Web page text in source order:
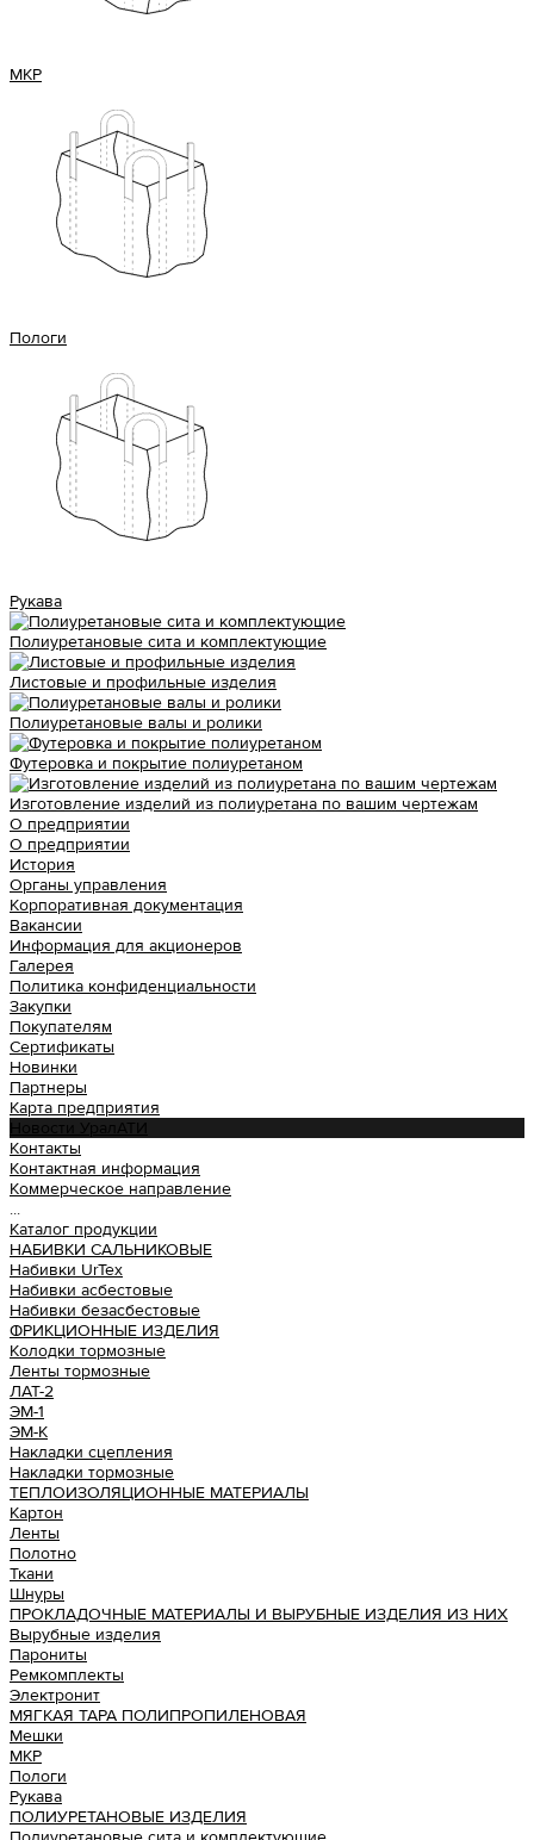
МКР
Пологи
Рукава
Полиуретановые сита и комплектующие
Листовые и профильные изделия
Полиуретановые валы и ролики
Футеровка и покрытие полиуретаном
Изготовление изделий из полиуретана по вашим чертежам
О предприятии
О предприятии
История
Органы управления
Корпоративная документация
Вакансии
Информация для акционеров
Галерея
Политика конфиденциальности
Закупки
Покупателям
Сертификаты
Новинки
Партнеры
Карта предприятия
Новости УралАТИ
Контакты
Контактная информация
Коммерческое направление
...
Каталог продукции
НАБИВКИ САЛЬНИКОВЫЕ
Набивки UrTex
Набивки асбестовые
Набивки безасбестовые
ФРИКЦИОННЫЕ ИЗДЕЛИЯ
Колодки тормозные
Ленты тормозные
ЛАТ-2
ЭМ-1
ЭМ-К
Накладки сцепления
Накладки тормозные
ТЕПЛОИЗОЛЯЦИОННЫЕ МАТЕРИАЛЫ
Картон
Ленты
Полотно
Ткани
Шнуры
ПРОКЛАДОЧНЫЕ МАТЕРИАЛЫ И ВЫРУБНЫЕ ИЗДЕЛИЯ ИЗ НИХ
Вырубные изделия
Парониты
Ремкомплекты
Электронит
МЯГКАЯ ТАРА ПОЛИПРОПИЛЕНОВАЯ
Мешки
МКР
Пологи
Рукава
ПОЛИУРЕТАНОВЫЕ ИЗДЕЛИЯ